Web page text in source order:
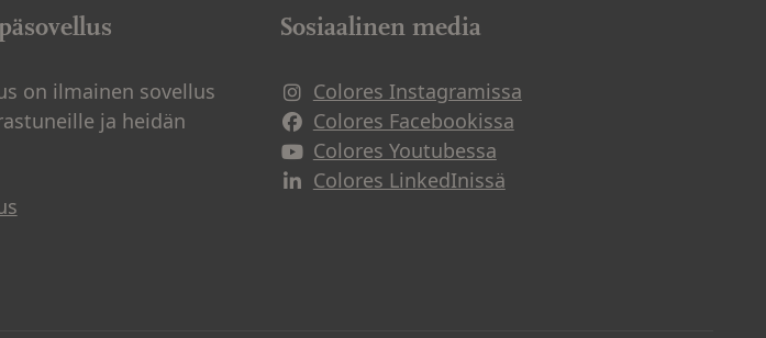
on ilmainen sovellus
ja heidän
Sosiaalinen media
Colores Instagramissa
Avautuu uuteen ikkunaan
Colores Facebookissa
Avautuu uuteen ikkunaan
Colores Youtubessa
Avautuu uuteen ikkunaan
Colores LinkedInissä
Avautuu uuteen ikkunaan